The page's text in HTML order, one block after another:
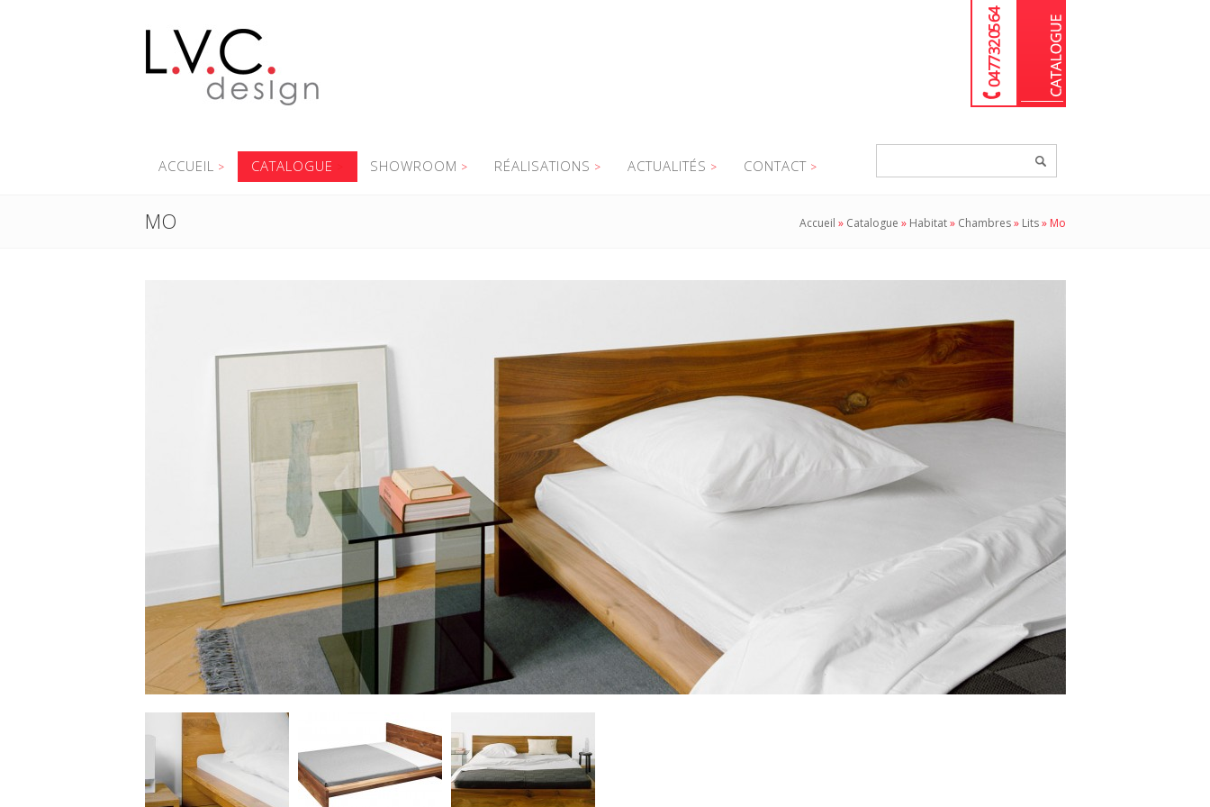
04 77 32 05 64
ACCUEIL CATALOGUE SHOWROOM RÉALISATIONS ACTUALITÉS CONTACT
MO Accueil » Catalogue » Habitat» Chambres» Lits» Mo